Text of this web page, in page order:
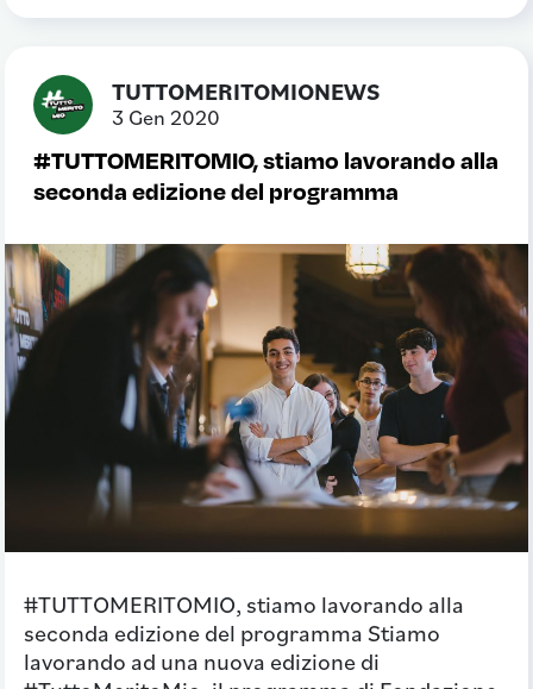
TUTTOMERITOMIONEWS
3 Gen 2020
#TUTTOMERITOMIO, stiamo lavorando alla
seconda edizione del programma
#TUTTOMERITOMIO, stiamo lavorando alla
seconda edizione del programma Stiamo
lavorando ad una nuova edizione di